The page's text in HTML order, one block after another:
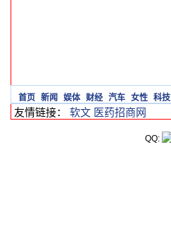
首页 新闻 娱体 财经 汽车 女性 科技
友情链接： 软文 医药招商网
QQ: